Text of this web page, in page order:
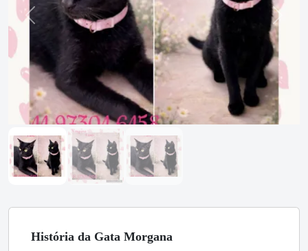
Previous Next
História da Gata Morgana